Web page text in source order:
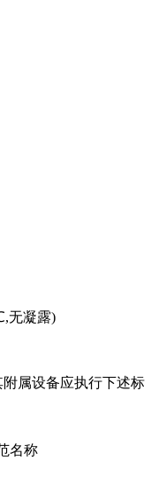
无凝露)
属设备应执行下述标
名称